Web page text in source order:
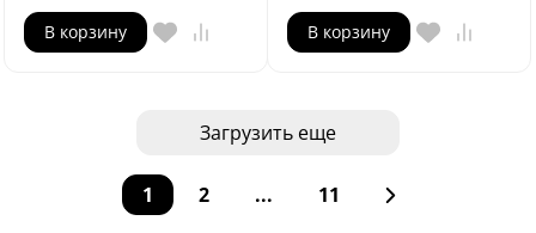
В корзину В корзину
Загрузить еще
1 2 ... 11